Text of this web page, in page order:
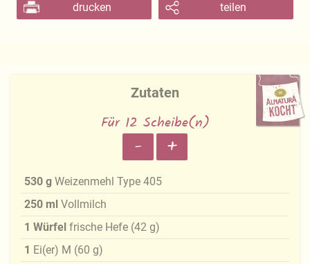
drucken teilen
Zutaten
Für 12 Scheibe(n)
- +
530 g Weizenmehl Type 405
250 ml Vollmilch
1 Würfel frische Hefe (42 g)
1 Ei(er) M (60 g)